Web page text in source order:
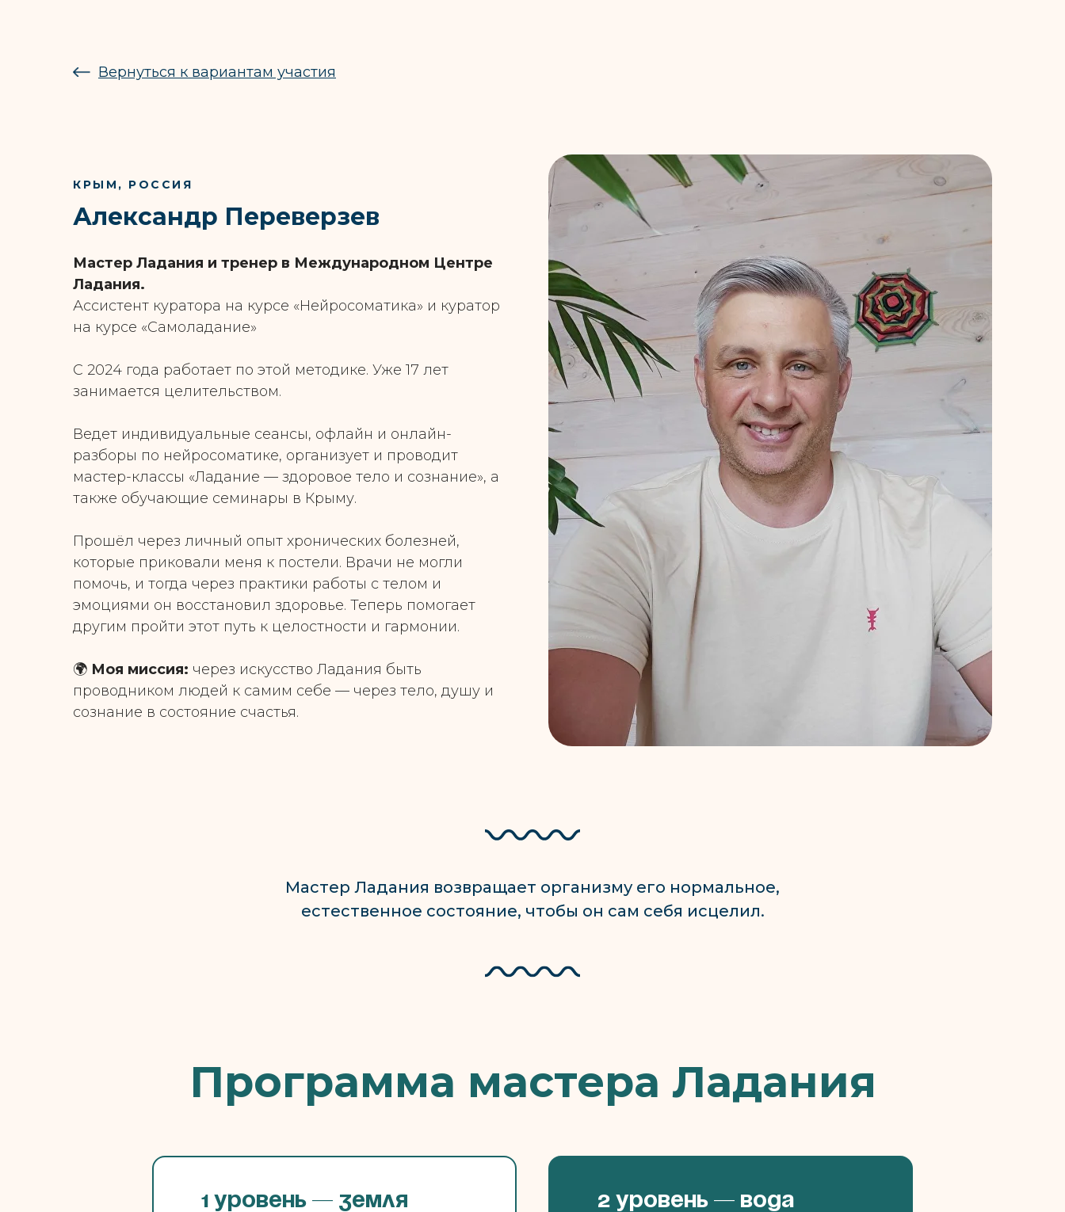
Вернуться к вариантам участия
КРЫМ, РОССИЯ
Александр Переверзев
Мастер Ладания и тренер в Международном Центре
Ладания.
Ассистент куратора на курсе «Нейросоматика» и куратор
на курсе «Самоладание»
С 2024 года работает по этой методике. Уже 17 лет
занимается целительством.
Ведет индивидуальные сеансы, офлайн и онлайн-
разборы по нейросоматике, организует и проводит
мастер-классы «Ладание — здоровое тело и сознание», а
также обучающие семинары в Крыму.
Прошёл через личный опыт хронических болезней,
которые приковали меня к постели. Врачи не могли
помочь, и тогда через практики работы с телом и
эмоциями он восстановил здоровье. Теперь помогает
другим пройти этот путь к целостности и гармонии.
🌍 Моя миссия: через искусство Ладания быть
проводником людей к самим себе — через тело, душу и
сознание в состояние счастья.
Мастер Ладания возвращает организму его нормальное,
естественное состояние, чтобы он сам себя исцелил.
Программа мастера Ладания
2 уровень — Вода
1 уровень — Земля